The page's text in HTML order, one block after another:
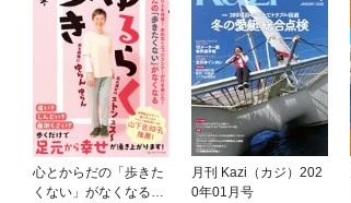
心とからだの「歩きた
くない」がなくなる
月刊 Kazi（カジ）202
0年01月号